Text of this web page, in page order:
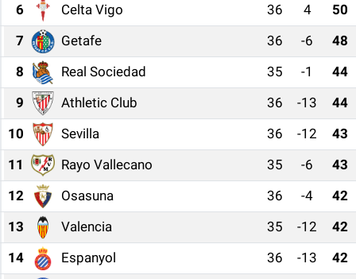
6
Celta Vigo 36 4
50
7
Getafe 36 -6
48
8
Real Sociedad 35 -1
44
9
Athletic Club 36 -13
44
10
Sevilla 36 -12
43
11
Rayo Vallecano 35 -6
43
12
Osasuna 36 -4
42
13
Valencia 35 -12
42
14
Espanyol 36 -13
42
Sağlıklı Yaşam
Siyaset
Spor
Yaşam